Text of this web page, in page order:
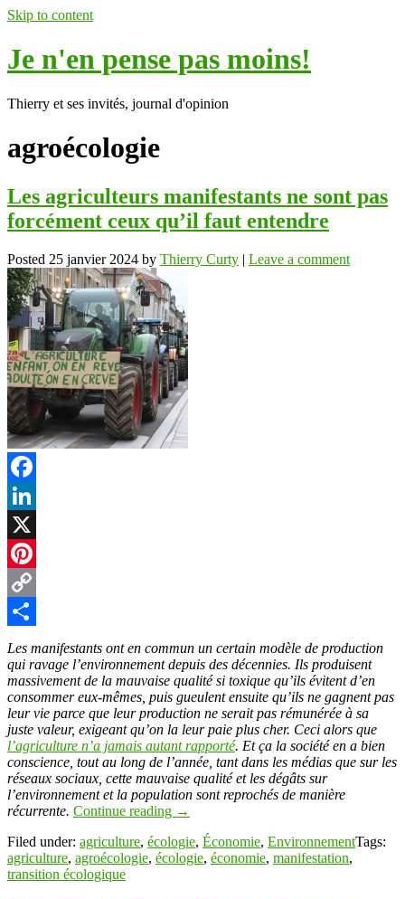
Skip to content
Je n'en pense pas moins!
Thierry et ses invités, journal d'opinion
agroécologie
Les agriculteurs manifestants ne sont pas
forcément ceux qu’il faut entendre
Posted 25 janvier 2024 by Thierry Curty | Leave a comment
Facebook
LinkedIn
X
Pinterest
Copy
Link
Partager
Les manifestants ont en commun un certain modèle de production
qui ravage l’environnement depuis des décennies. Ils produisent
massivement de la mauvaise qualité si toxique qu’ils évitent d’en
consommer eux-mêmes, puis gueulent ensuite qu’ils ne gagnent pas
leur vie parce que leur production ne serait pas rémunérée à sa
juste valeur, exigeant qu’on la leur paie plus cher. Ceci alors que
l’agriculture n’a jamais autant rapporté. Et ça la société en a bien
conscience, tout au long de l’année, tant dans les médias que sur les
réseaux sociaux, cette mauvaise qualité et les dégâts sur
l’environnement et la population sont reprochés de manière
récurrente. Continue reading →
Filed under: agriculture, écologie, Économie, EnvironnementTags:
agriculture, agroécologie, écologie, économie, manifestation,
transition écologique